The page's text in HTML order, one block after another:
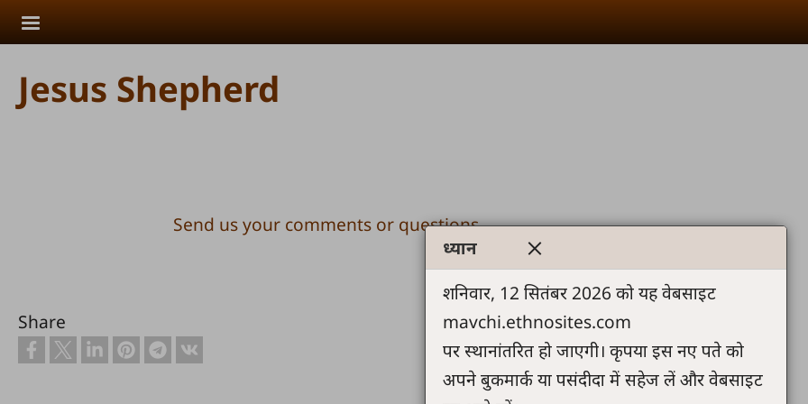
Skip to main content
Jesus Shepherd
Send us your comments or questions
Share
ध्यान
शनिवार, 12 सितंबर 2026 को यह वेबसाइट
mavchi.ethnosites.com
पर स्थानांतरित हो जाएगी। कृपया इस नए पते को
अपने बुकमार्क या पसंदीदा में सहेज लें और वेबसाइट